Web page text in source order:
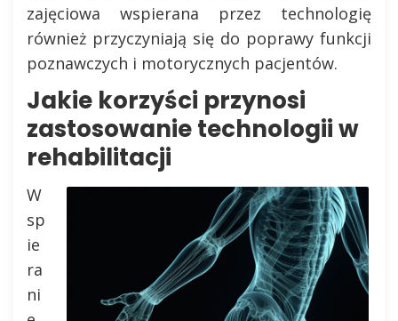
zajęciowa wspierana przez technologię
również przyczyniają się do poprawy funkcji
poznawczych i motorycznych pacjentów.
Jakie korzyści przynosi
zastosowanie technologii w
rehabilitacji
W
sp
ie
ra
ni